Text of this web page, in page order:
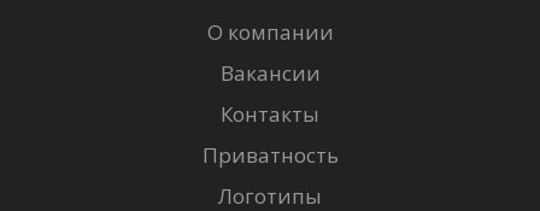
О компании
Вакансии
Контакты
Приватность
Логотипы